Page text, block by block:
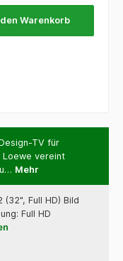
Warenkorb
TV für
Loewe vereint
Mehr
(32", Full HD) Bild
Full HD